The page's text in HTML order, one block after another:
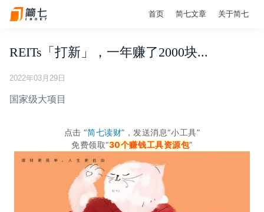
首页 简七文章 关于简七
REITs「打新」，一年赚了2000块...
2022年03月29日
国家级大项目
点击 “简七读财” ，发送消息“小工具”
免费领取“30个赚钱工具资源包”